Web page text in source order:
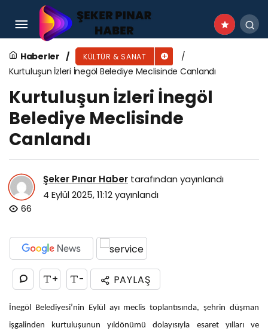
Haberler KÜLTÜR & SANAT
Kurtuluşun İzleri İnegöl Belediye Meclisinde Canlandı
Kurtuluşun İzleri İnegöl
Belediye Meclisinde
Canlandı
Şeker Pınar Haber tarafından yayınlandı
4 Eylül 2025, 11:12yayınlandı
66
+ - PAYLAŞ
İnegöl Belediyesi’nin Eylül ayı meclis toplantısında, şehrin düşman
işgalinden kurtuluşunun yıldönümü dolayısıyla esaret yılları ve
Antik Dünyanın Bilgelik Merkezi, Klaros
Kazılarıyla Gün Yüzüne Çıkıyor